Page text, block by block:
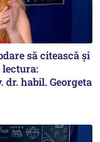
să citească și
lectura:
dr. habil. Georgeta